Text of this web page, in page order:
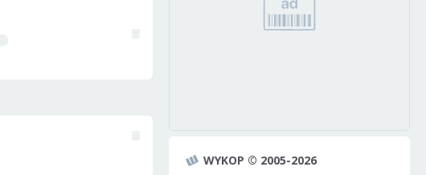
WYKOP © 2005-2026